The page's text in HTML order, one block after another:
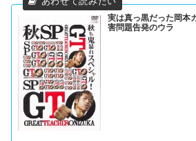
実は真っ黒だった岡本
害問題告発のウラ